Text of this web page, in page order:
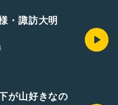
・諏訪大明
が山好きなの